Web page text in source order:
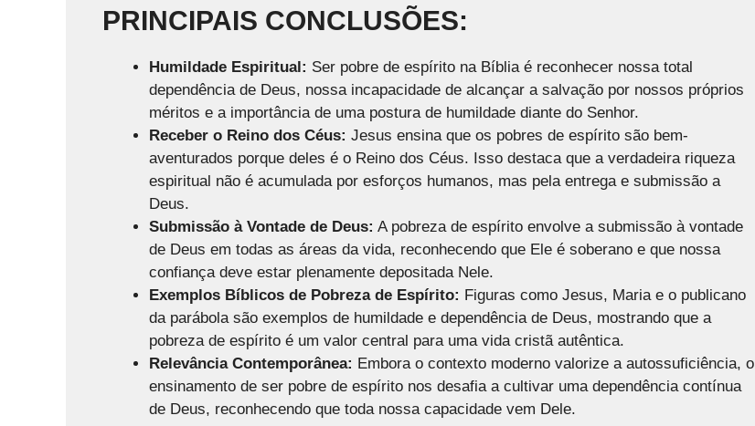
PRINCIPAIS CONCLUSÕES:
Humildade Espiritual: Ser pobre de espírito na Bíblia é reconhecer nossa total
dependência de Deus, nossa incapacidade de alcançar a salvação por nossos próprios
méritos e a importância de uma postura de humildade diante do Senhor.
Receber o Reino dos Céus: Jesus ensina que os pobres de espírito são bem-
aventurados porque deles é o Reino dos Céus. Isso destaca que a verdadeira riqueza
espiritual não é acumulada por esforços humanos, mas pela entrega e submissão a
Deus.
Submissão à Vontade de Deus: A pobreza de espírito envolve a submissão à vontade
de Deus em todas as áreas da vida, reconhecendo que Ele é soberano e que nossa
confiança deve estar plenamente depositada Nele.
Exemplos Bíblicos de Pobreza de Espírito: Figuras como Jesus, Maria e o publicano
da parábola são exemplos de humildade e dependência de Deus, mostrando que a
pobreza de espírito é um valor central para uma vida cristã autêntica.
Relevância Contemporânea: Embora o contexto moderno valorize a autossuficiência, o
ensinamento de ser pobre de espírito nos desafia a cultivar uma dependência contínua
de Deus, reconhecendo que toda nossa capacidade vem Dele.